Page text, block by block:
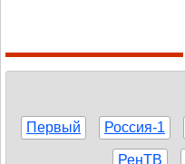
Первый Россия-1
РенТВ